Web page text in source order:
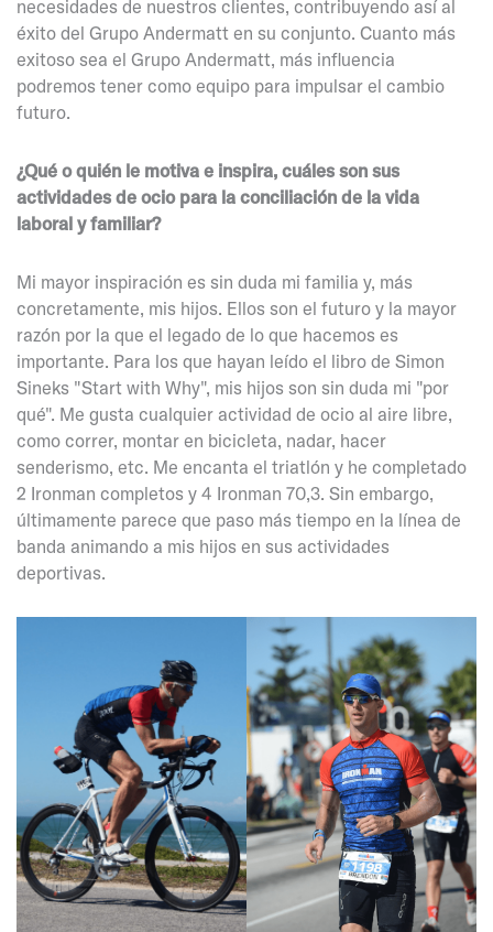
necesidades de nuestros clientes, contribuyendo así al
éxito del Grupo Andermatt en su conjunto. Cuanto más
exitoso sea el Grupo Andermatt, más influencia
podremos tener como equipo para impulsar el cambio
futuro.
¿Qué o quién le motiva e inspira, cuáles son sus
actividades de ocio para la conciliación de la vida
laboral y familiar?
Mi mayor inspiración es sin duda mi familia y, más
concretamente, mis hijos. Ellos son el futuro y la mayor
razón por la que el legado de lo que hacemos es
importante. Para los que hayan leído el libro de Simon
Sineks "Start with Why", mis hijos son sin duda mi "por
qué". Me gusta cualquier actividad de ocio al aire libre,
como correr, montar en bicicleta, nadar, hacer
senderismo, etc. Me encanta el triatlón y he completado
2 Ironman completos y 4 Ironman 70,3. Sin embargo,
últimamente parece que paso más tiempo en la línea de
banda animando a mis hijos en sus actividades
deportivas.